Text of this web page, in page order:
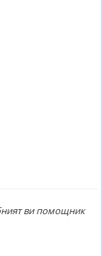
ви помощник